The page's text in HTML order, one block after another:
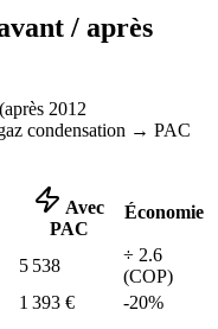
/ après
après 2012
condensation → PAC
Avec
PAC
Économie
5 538
÷ 2.6
(COP)
1 393 € -20%